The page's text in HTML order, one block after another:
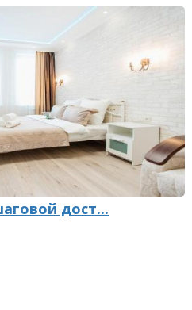
дост...